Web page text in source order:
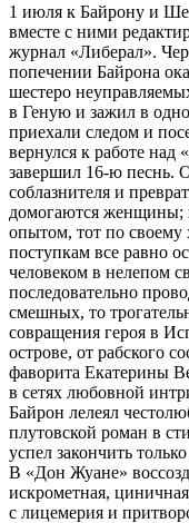
1 июля к Байрону и
вместе с ними
журнал «Либерал».
попечении Байрона
шестеро
в Геную и зажил в
приехали следом и
вернулся к работе
завершил 16-ю песнь.
соблазнителя и
домогаются
опытом, тот по своему
поступкам все равно
человеком в нелепом
последовательно
смешных, то
совращения героя в
острове, от рабского
фаворита Екатерины
в сетях любовной
Байрон лелеял
плутовской роман в
успел закончить
В «Дон Жуане»
искрометная,
с лицемерия и